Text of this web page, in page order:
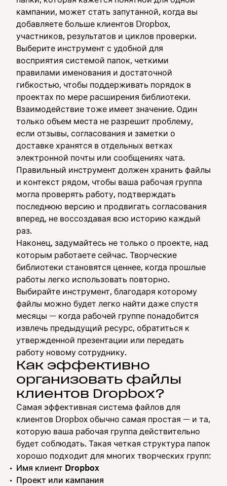
кампании, может стать запутанной, когда вы
добавляете больше клиентов Dropbox,
участников, результатов и циклов проверки.
Выберите инструмент с удобной для
восприятия системой папок, четкими
правилами именования и достаточной
гибкостью, чтобы поддерживать порядок в
проектах по мере расширения библиотеки.
Взаимодействие тоже имеет значение. Один
только объем места не разрешит проблему,
если отзывы, согласования и заметки о
доставке хранятся в отдельных ветках
электронной почты или сообщениях чата.
Правильный инструмент должен хранить файлы
и контекст рядом, чтобы ваша рабочая группа
могла проверять работу, подтверждать
последнюю версию и продвигать согласования
вперед, не воссоздавая всю историю каждый
раз.
Наконец, задумайтесь не только о проекте, над
которым работаете сейчас. Творческие
библиотеки становятся ценнее, когда прошлые
работы легко использовать повторно.
Выбирайте инструмент, благодаря которому
файлы можно будет легко найти даже спустя
месяцы — когда рабочей группе понадобится
извлечь предыдущий ресурс, обратиться к
утвержденной презентации или передать
работу новому сотруднику.
Как эффективно
организовать файлы
клиентов Dropbox?
Самая эффективная система файлов для
клиентов Dropbox обычно самая простая — и та,
которую ваша рабочая группа действительно
будет соблюдать. Такая четкая структура папок
хорошо подходит для многих творческих групп:
Имя клиент Dropbox
Проект или кампания